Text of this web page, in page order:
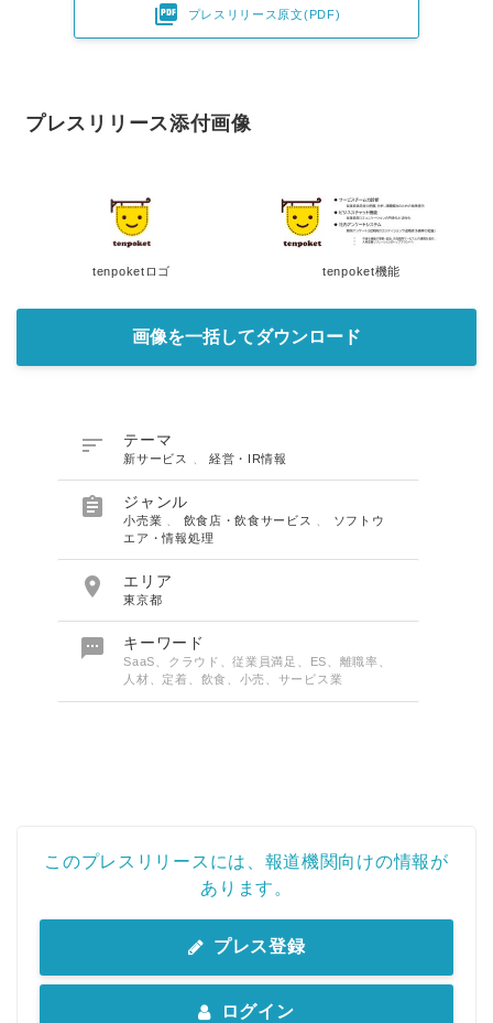
 プレスリリース原文(PDF)
プレスリリース添付画像
tenpoketロゴ tenpoket機能
画像を一括してダウンロード
 テーマ
新サービス 経営・IR情報
 ジャンル
小売業 飲食店・飲食サービス
ソフトウ
エア・情報処理
 エリア
東京都
 キーワード
SaaS、クラウド、従業員満足、ES、離職率、
人材、定着、飲食、小売、サービス業
このプレスリリースには、報道機関向けの情報が
あります。
プレス登録
ログイン